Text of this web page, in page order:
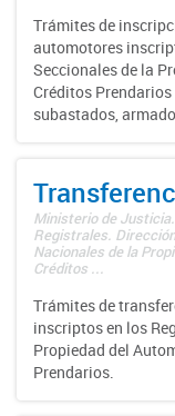
Trámites de
automotores
Seccionales de la
Créditos
subastados,
Ministerio de
Registrales.
Nacionales de la
Créditos ...
Trámites de
inscriptos en los
Propiedad del
Prendarios.